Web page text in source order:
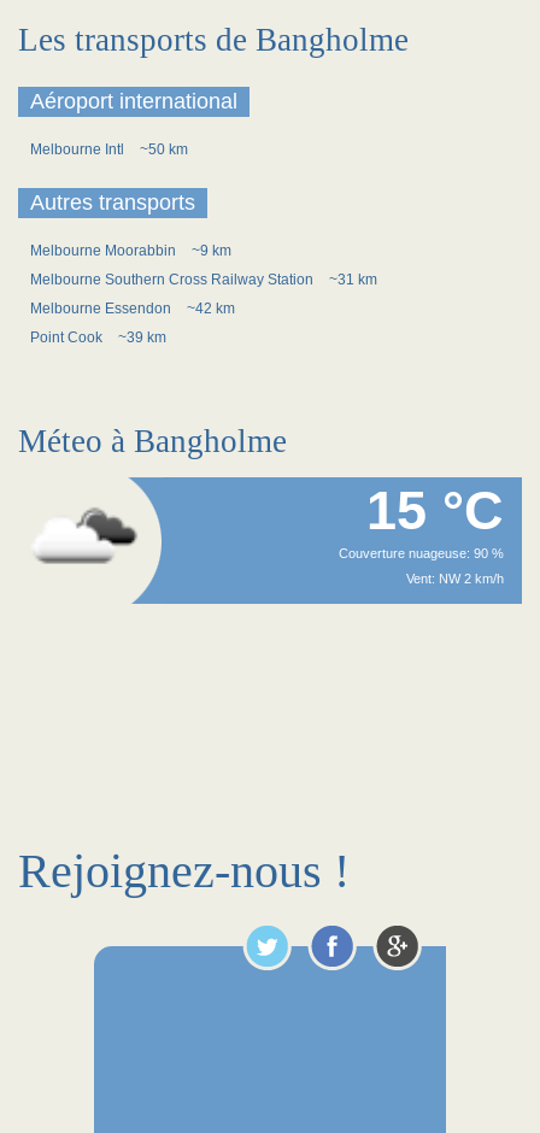
Les transports de Bangholme
Aéroport international
Melbourne Intl ~50 km
Autres transports
Melbourne Moorabbin
~9 km
Melbourne Southern Cross Railway Station
~31 km
Melbourne Essendon
~42 km
Point Cook
~39 km
Méteo à Bangholme
15 °C
Couverture nuageuse: 90 %
Vent: NW 2 km/h
Rejoignez-nous !